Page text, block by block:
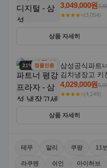
24kg+20kg 세
3,049,000원
★★★★⭐(3,054)
상품 자세히
21% 할인정품인증
삼성공식파트
김치냉장고 키
주가전 빌트인
4,029,000원
★★★★⭐(4,149)
상품 자세히
테무 알리 쿠팡 11
라쿠텐 쉬인 아이허브